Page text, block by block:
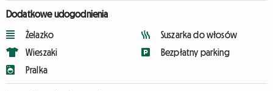
Dodatkowe udogodnienia
Żelazko
Wieszaki
Pralka
Suszarka do włosów
Bezpłatny parking